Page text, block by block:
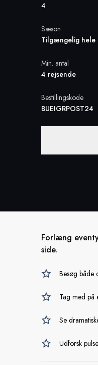
4
Sæson
Tilgængelig hele
Min. antal
4 rejsende
Bestillingskode
BUEIGRPOST24
Forlæng
side.
Besøg både
Tag med på
Se
Udforsk